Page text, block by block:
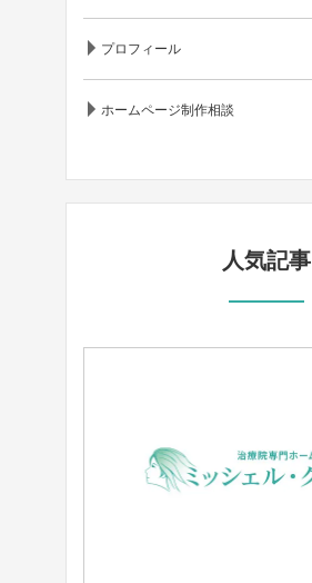
プロフィール
ホームページ制作相談
人気記事